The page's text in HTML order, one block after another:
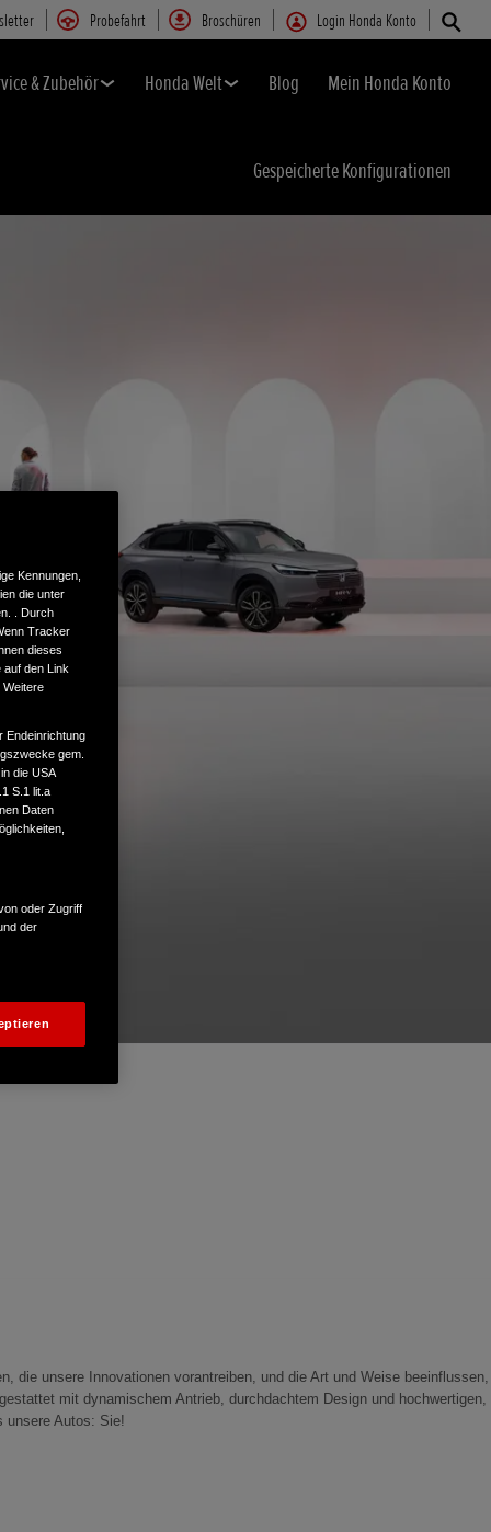
Probefahrt Broschüren Login Honda Konto
& Zubehör Honda Welt Blog Mein Honda Konto
Gespeicherte Konfigurationen
unsere Innovationen vorantreiben, und die Art und Weise beeinflussen,
mit dynamischem Antrieb, durchdachtem Design und hochwertigen,
unsere Autos: Sie!
Kennungen,
die unter
. Durch
Tracker
dieses
auf den Link
Weitere
Endeinrichtung
gem.
die USA
S.1 lit.a
Daten
oder Zugriff
der